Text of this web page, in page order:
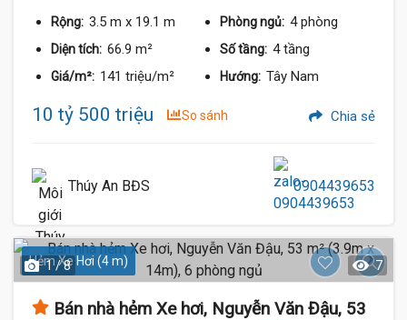
Rộng: 3.5 m x 19.1 m Phòng ngủ: 4 phòng
Diện tích: 66.9 m² Số tầng: 4 tầng
Giá/m²: 141 triệu/m² Hướng: Tây Nam
10 tỷ 500 triệu So sánh Chia sẻ
Thúy An BĐS 0904439653
Hẻm Xe Hơi (4 m)
1 / 8 7
Bán nhà hẻm Xe hơi, Nguyễn Văn Đậu, 53